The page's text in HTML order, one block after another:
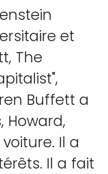
et
The
Buffett a
Howard,
Il a
Il a fait